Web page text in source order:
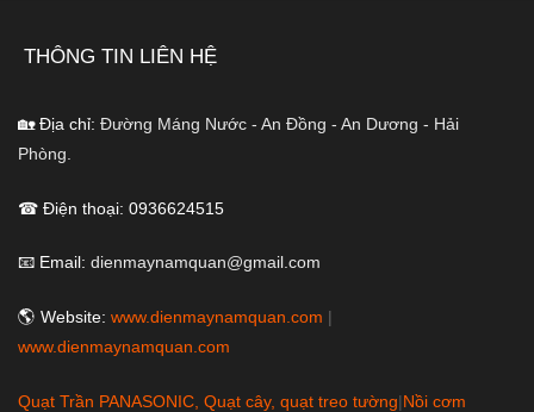
THÔNG TIN LIÊN HỆ
🏡 Địa chỉ: Đường Máng Nước - An Đồng - An Dương - Hải
Phòng.
☎ Điện thoại: 0936624515
📧 Email: dienmaynamquan@gmail.com
🌎 Website: www.dienmaynamquan.com |
www.dienmaynamquan.com
Quạt Trần PANASONIC, Quạt cây, quạt treo tường|Nồi cơm